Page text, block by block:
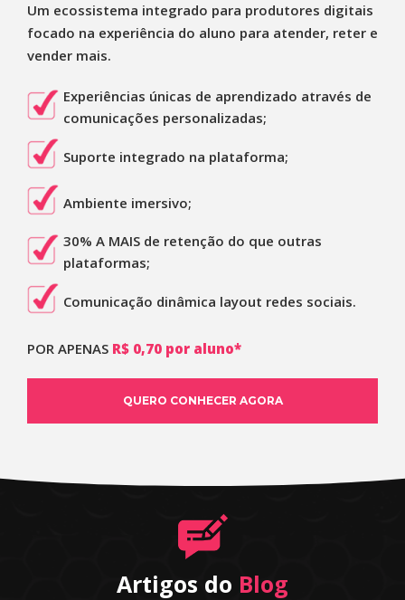
Um ecossistema integrado para produtores digitais
focado na experiência do aluno para atender, reter e
vender mais.
Experiências únicas de aprendizado através de
comunicações personalizadas;
Suporte integrado na plataforma;
Ambiente imersivo;
30% A MAIS de retenção do que outras
plataformas;
Comunicação dinâmica layout redes sociais.
POR APENAS R$ 0,70 por aluno*
QUERO CONHECER AGORA
Artigos do Blog